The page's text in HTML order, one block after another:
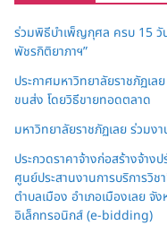
ร่วมพิธีบำเพ็ญกุศล ครบ 15 วั
พัชรกิติยาภาฯ”
ประกาศมหาวิทยาลัยราชภัฏเ
ขนส่ง โดยวิธีขายทอดตลาด
มหาวิทยาลัยราชภัฏเลย ร่วมง
ประกวดราคาจ้างก่อสร้างจ้า
ศูนย์ประสานงานการบริการวิ
ตำบลเมือง อำเภอเมืองเลย จั
อิเล็กทรอนิกส์ (e-bidding)